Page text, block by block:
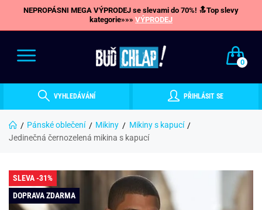
NEPROPÁSNI MEGA VÝPRODEJ se slevami do 70%! 🔝Top slevy
kategorie»»» VÝPRODEJ
0
VYHLEDÁVÁNÍ PŘIHLÁSIT SE
Pánské oblečení Mikiny
Mikiny s kapucí
Jedinečná černozelená mikina s kapucí
SLEVA -31%
DOPRAVA ZDARMA